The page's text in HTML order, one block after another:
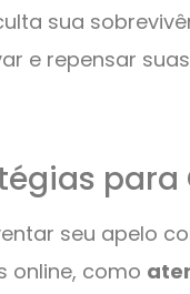
sua
e repensar
seu apelo
online, como